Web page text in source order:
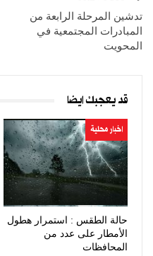
تدشين المرحلة الرابعة من
المبادرات المجتمعية في
المحويت
قد يعجبك ايضا
اخبار محلية
حالة الطقس : استمرار هطول
الأمطار على عدد من
المحافظات